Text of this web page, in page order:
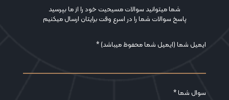
شما میتوانید سوالات مسیحیت خود را از ما بپرسید
پاسخ سوالات شما را در اسرع وقت برایتان ارسال میکنیم
ایمیل شما (ایمیل شما محفوظ میباشد) *
سوال شما *